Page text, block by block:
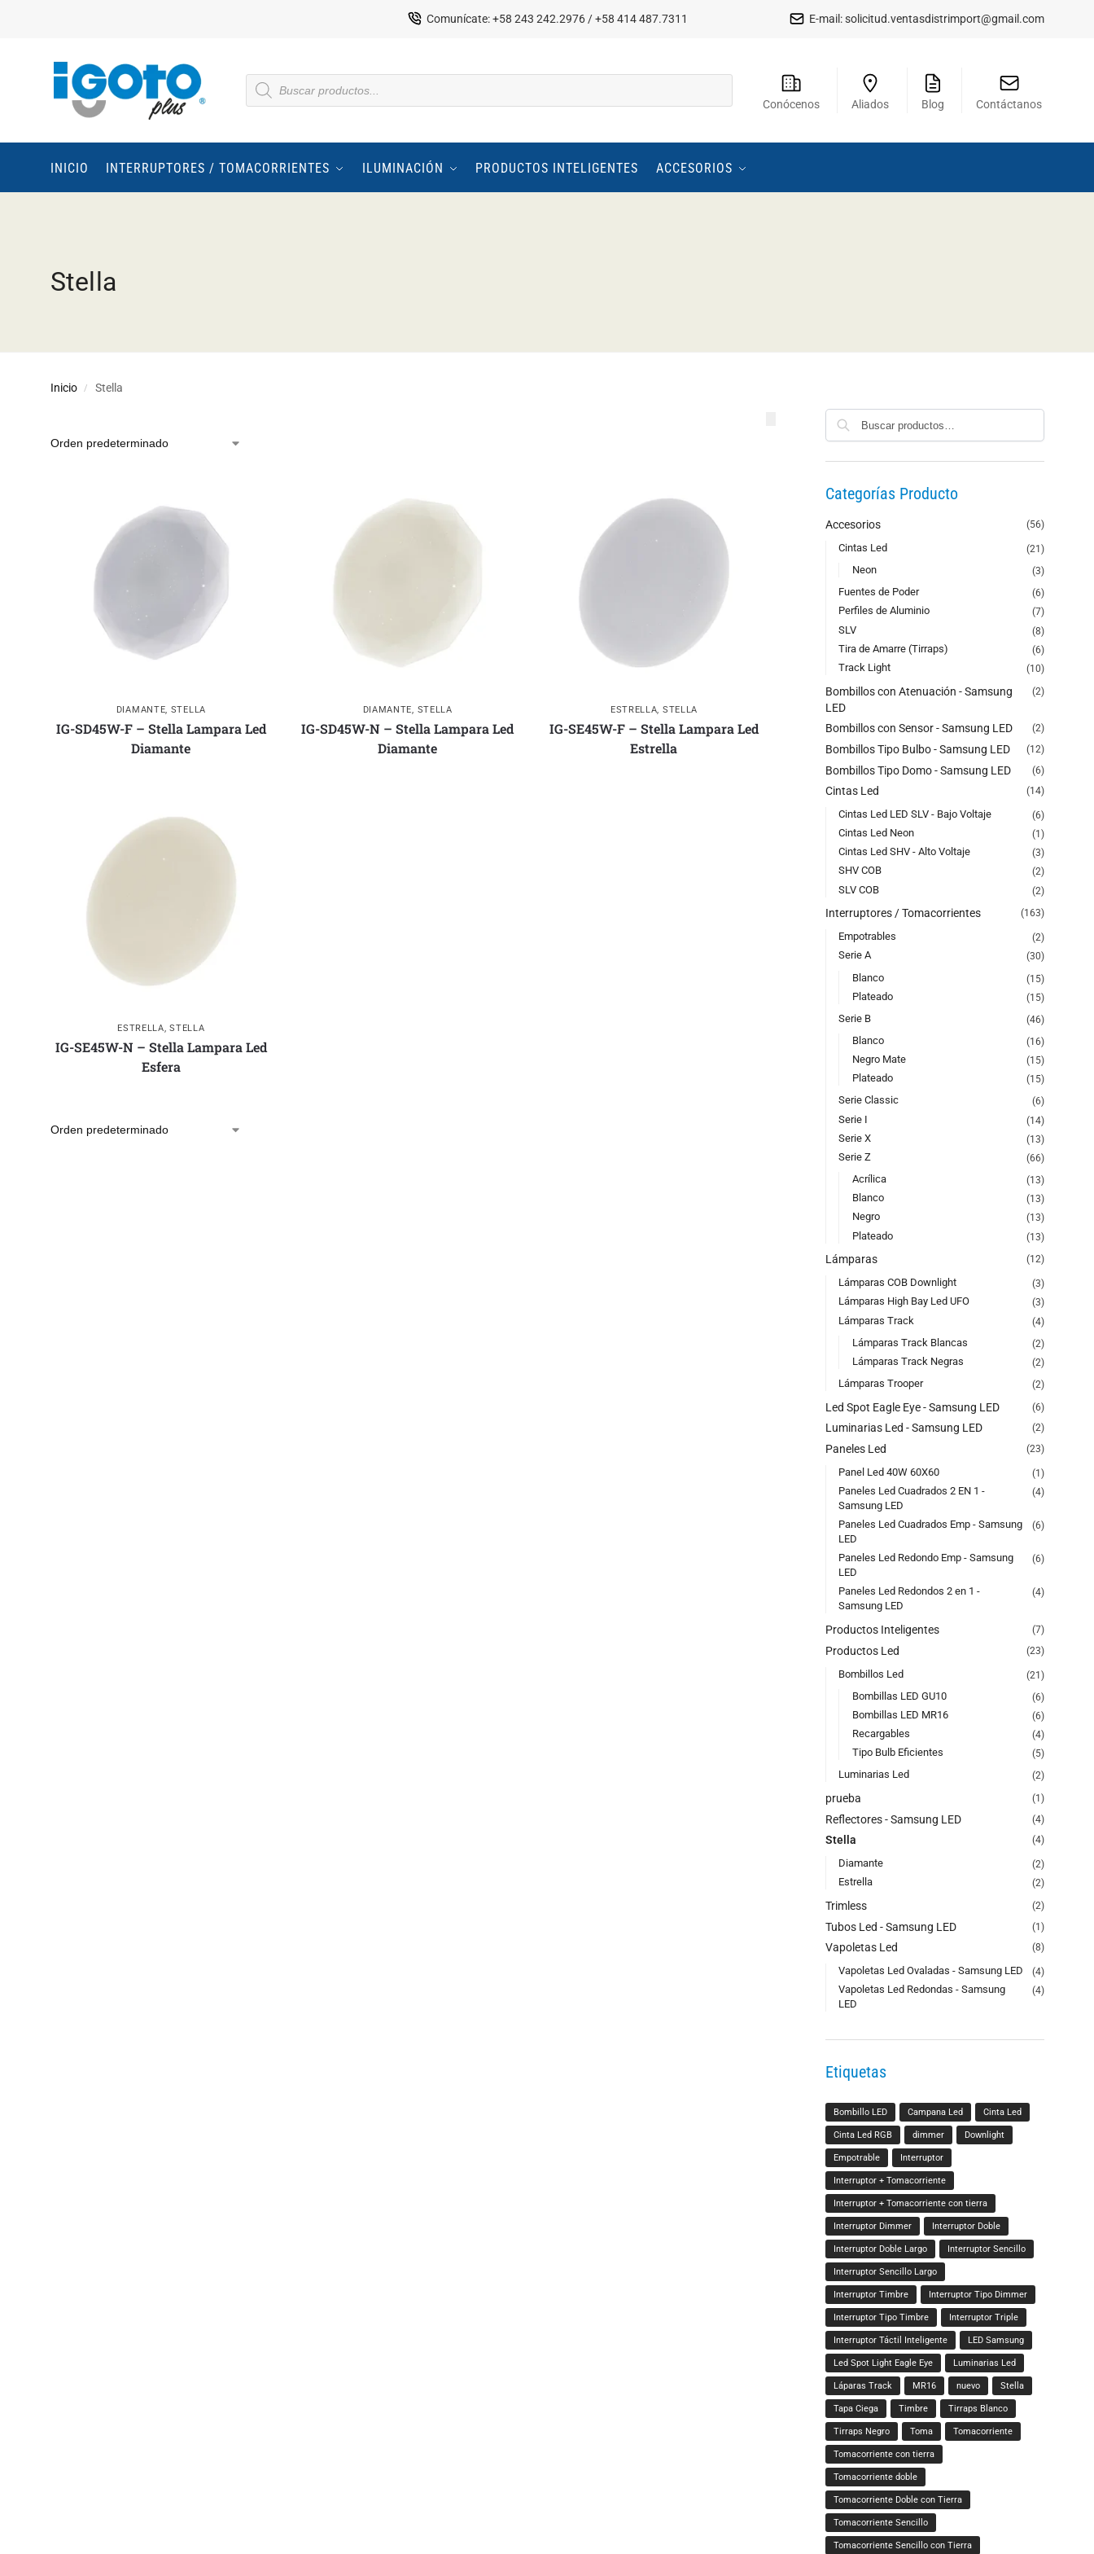
Comunícate: +58 243 242.2976 / +58 414 487.7311 E-mail:solicitud.ventasdistrimport@gmail.com
Conócenos Aliados Blog Contáctanos
INICIO INTERRUPTORES / TOMACORRIENTES ILUMINACIÓN PRODUCTOS INTELIGENTES ACCESORIOS
Stella
Inicio / Stella
DIAMANTE, STELLA
IG-SD45W-F – Stella Lampara Led
Diamante
DIAMANTE, STELLA
IG-SD45W-N – Stella Lampara Led
Diamante
ESTRELLA, STELLA
IG-SE45W-F – Stella Lampara Led
Estrella
ESTRELLA,STELLA
IG-SE45W-N – Stella Lampara Led
Esfera
Categorías Producto
Accesorios (56)
Cintas Led (21)
Neon (3)
Fuentes de Poder (6)
Perfiles de Aluminio (7)
SLV (8)
Tira de Amarre (Tirraps) (6)
Track Light (10)
Bombillos con Atenuación - Samsung
LED
(2)
Bombillos con Sensor - Samsung LED (2)
Bombillos Tipo Bulbo - Samsung LED (12)
Bombillos Tipo Domo - Samsung LED (6)
Cintas Led (14)
Cintas Led LED SLV - Bajo Voltaje (6)
Cintas Led Neon (1)
Cintas Led SHV - Alto Voltaje (3)
SHV COB (2)
SLV COB (2)
Interruptores / Tomacorrientes (163)
Empotrables (2)
Serie A (30)
Blanco (15)
Plateado (15)
Serie B (46)
Blanco (16)
Negro Mate (15)
Plateado (15)
Serie Classic (6)
Serie I (14)
Serie X (13)
Serie Z (66)
Acrílica (13)
Blanco (13)
Negro (13)
Plateado (13)
Lámparas (12)
Lámparas COB Downlight (3)
Lámparas High Bay Led UFO (3)
Lámparas Track (4)
Lámparas Track Blancas (2)
Lámparas Track Negras (2)
Lámparas Trooper (2)
Led Spot Eagle Eye - Samsung LED (6)
Luminarias Led - Samsung LED (2)
Paneles Led (23)
Panel Led 40W 60X60 (1)
Paneles Led Cuadrados 2 EN 1 -
Samsung LED
(4)
Paneles Led Cuadrados Emp - Samsung
LED
(6)
Paneles Led Redondo Emp - Samsung
LED
(6)
Paneles Led Redondos 2 en 1 -
Samsung LED
(4)
Productos Inteligentes (7)
Productos Led (23)
Bombillos Led (21)
Bombillas LED GU10 (6)
Bombillas LED MR16 (6)
Recargables (4)
Tipo Bulb Eficientes (5)
Luminarias Led (2)
prueba (1)
Reflectores - Samsung LED (4)
Stella (4)
Diamante (2)
Estrella (2)
Trimless (2)
Tubos Led - Samsung LED (1)
Vapoletas Led (8)
Vapoletas Led Ovaladas - Samsung LED (4)
Vapoletas Led Redondas - Samsung
LED
(4)
Etiquetas
Bombillo LED Campana Led Cinta Led
Cinta Led RGB dimmer Downlight
Empotrable Interruptor
Interruptor + Tomacorriente
Interruptor + Tomacorriente con tierra
Interruptor Dimmer Interruptor Doble
Interruptor Doble Largo Interruptor Sencillo
Interruptor Sencillo Largo
Interruptor Timbre Interruptor Tipo Dimmer
Interruptor Tipo Timbre Interruptor Triple
Interruptor Táctil Inteligente LED Samsung
Led Spot Light Eagle Eye Luminarias Led
Láparas Track MR16 nuevo Stella
Tapa Ciega Timbre Tirraps Blanco
Tirraps Negro Toma Tomacorriente
Tomacorriente con tierra
Tomacorriente doble
Tomacorriente Doble con Tierra
Tomacorriente Sencillo
Tomacorriente Sencillo con Tierra